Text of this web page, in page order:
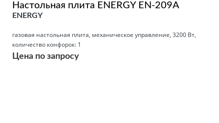
Настольная плита ENERGY EN-209A
ENERGY
газовая настольная плита, механическое управление, 3200 Вт,
количество конфорок: 1
Цена по запросу